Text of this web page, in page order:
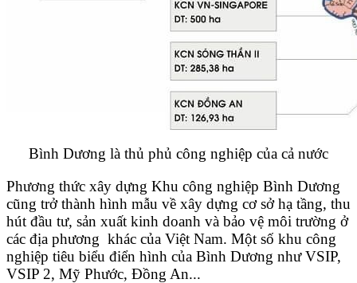
Bình Dương là thủ phủ công nghiệp của cả nước
Phương thức xây dựng Khu công nghiệp Bình Dương
cũng trở thành hình mẫu về xây dựng cơ sở hạ tầng, thu
hút đầu tư, sản xuất kinh doanh và bảo vệ môi trường ở
các địa phương khác của Việt Nam. Một số khu công
nghiệp tiêu biểu điển hình của Bình Dương như VSIP,
VSIP 2, Mỹ Phước, Đồng An...